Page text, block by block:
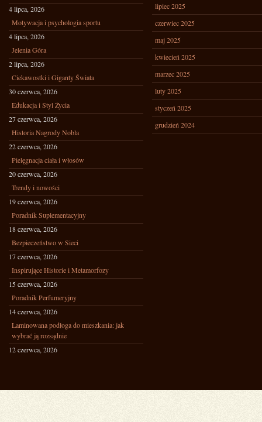
4 lipca, 2026
Motywacja i psychologia sportu
4 lipca, 2026
Jelenia Góra
2 lipca, 2026
Ciekawostki i Giganty Świata
30 czerwca, 2026
Edukacja i Styl Życia
27 czerwca, 2026
Historia Nagrody Nobla
22 czerwca, 2026
Pielęgnacja ciała i włosów
20 czerwca, 2026
Trendy i nowości
19 czerwca, 2026
Poradnik Suplementacyjny
18 czerwca, 2026
Bezpieczeństwo w Sieci
17 czerwca, 2026
Inspirujące Historie i Metamorfozy
15 czerwca, 2026
Poradnik Perfumeryjny
14 czerwca, 2026
Laminowana podłoga do mieszkania: jak
wybrać ją rozsądnie
12 czerwca, 2026
lipiec 2025
czerwiec 2025
maj 2025
kwiecień 2025
marzec 2025
luty 2025
styczeń 2025
grudzień 2024